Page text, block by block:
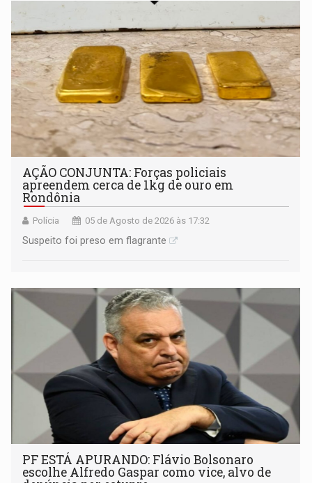
AÇÃO CONJUNTA: Forças policiais
apreendem cerca de 1kg de ouro em
Rondônia
Polícia 05 de Agosto de 2026 às 17:32
Suspeito foi preso em flagrante
PF ESTÁ APURANDO: Flávio Bolsonaro
escolhe Alfredo Gaspar como vice, alvo de